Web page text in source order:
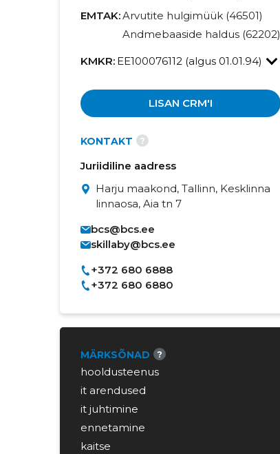
EMTAK:Arvutite hulgimüük (46501)
Andmebaaside haldus (62202)
KMKR: EE100076112 (algus 01.01.94)
LISAN CRM'I
KONTAKT ?
Juriidiline aadress
Harju maakond, Tallinn, Kesklinna
linnaosa, Aia tn 7
bcs@bcs.ee
skillaby@bcs.ee
+372 680 6888
+372 680 6880
MÄRKSÕNAD ?
hooldusteenus
it arendused
it juhtimine
ennetamine
kaitse